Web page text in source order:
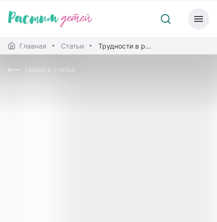
Главная Статьи Трудности в развитии ребенка: где получить помощь
Назад в статьи